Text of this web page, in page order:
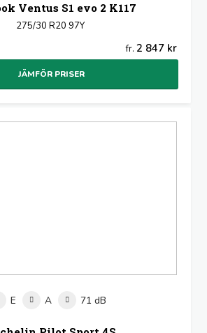
Ventus S1 evo 2 K117
275/30 R20 97Y
fr. 2 847 kr
JÄMFÖR PRISER
E A 71 dB